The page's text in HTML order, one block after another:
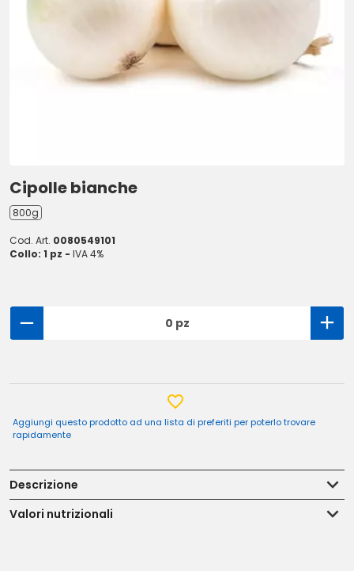
Cipolle bianche
800g
Cod. Art. 0080549101
Collo: 1 pz - IVA 4%
0 pz
Aggiungi questo prodotto ad una lista di preferiti per poterlo trovare
rapidamente
Descrizione
Valori nutrizionali